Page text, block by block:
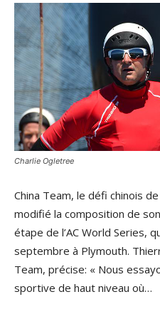
Charlie Ogletree
China Team, le défi chinois
modifié la composition de
étape de l’AC World Series,
septembre à Plymouth.
Team, précise: « Nous
sportive de haut niveau où…